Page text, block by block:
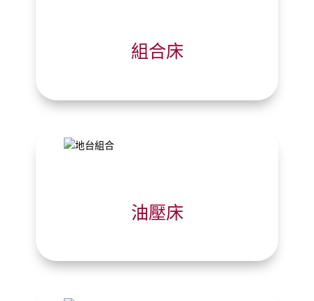
組合床
油壓床